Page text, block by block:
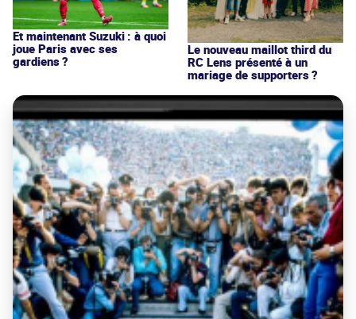
Et maintenant Suzuki : à quoi
joue Paris avec ses
gardiens ?
Le nouveau maillot third du
RC Lens présenté à un
mariage de supporters ?